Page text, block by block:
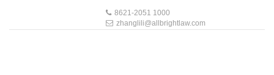
8621-2051 1000
zhanglili@allbrightlaw.com